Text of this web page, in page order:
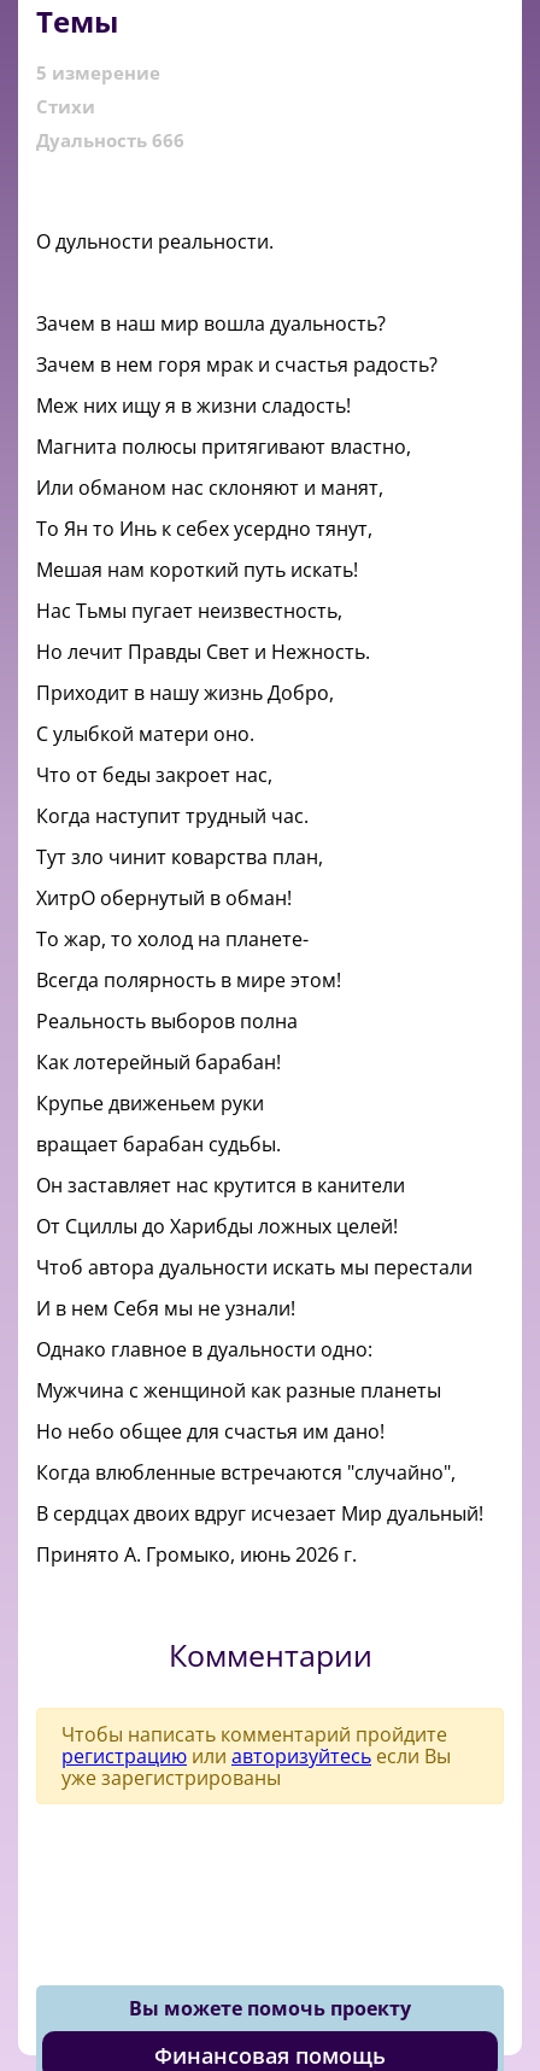
Темы
5 измерение
Стихи
Дуальность 666
О дульности реальности.
Зачем в наш мир вошла дуальность?
Зачем в нем горя мрак и счастья радость?
Меж них ищу я в жизни сладость!
Магнита полюсы притягивают властно,
Или обманом нас склоняют и манят,
То Ян то Инь к себех усердно тянут,
Мешая нам короткий путь искать!
Нас Тьмы пугает неизвестность,
Но лечит Правды Свет и Нежность.
Приходит в нашу жизнь Добро,
С улыбкой матери оно.
Что от беды закроет нас,
Когда наступит трудный час.
Тут зло чинит коварства план,
ХитрО обернутый в обман!
То жар, то холод на планете-
Всегда полярность в мире этом!
Реальность выборов полна
Как лотерейный барабан!
Крупье движеньем руки
вращает барабан судьбы.
Он заставляет нас крутится в канители
От Сциллы до Харибды ложных целей!
Чтоб автора дуальности искать мы перестали
И в нем Себя мы не узнали!
Однако главное в дуальности одно:
Мужчина с женщиной как разные планеты
Но небо общее для счастья им дано!
Когда влюбленные встречаются "случайно",
В сердцах двоих вдруг исчезает Мир дуальный!
Принято А. Громыко, июнь 2026 г.
Комментарии
Чтобы написать комментарий пройдите
регистрацию или авторизуйтесь если Вы
уже зарегистрированы
Вы можете помочь проекту
Финансовая помощь